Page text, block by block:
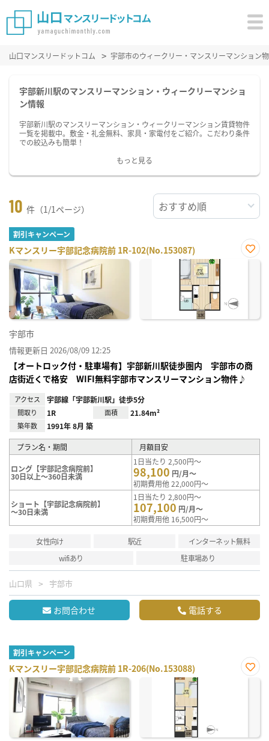
山口マンスリードットコム 宇部市のウィークリー・マンスリーマンション
宇部新川駅のマンスリーマンション・ウィークリーマンショ
ン情報
宇部新川駅のマンスリーマンション・ウィークリーマンション賃貸物件
一覧を掲載中。敷金・礼金無料、家具・家電付をご紹介。こだわり条件
での絞込みも簡単！
もっと見る
10 件（1/1ページ）
割引キャンペーン
Kマンスリー宇部記念病院前 1R-102(No.153087)
お気
宇部市
情報更新日 2026/08/09 12:25
【オートロック付・駐車場有】宇部新川駅徒歩圏内 宇部市の商
店街近くで格安 WIFI無料宇部市マンスリーマンション物件♪
アクセス 宇部線「宇部新川駅」徒歩5分
間取り 1R 面積 21.84m²
築年数 1991年 8月 築
プラン名・期間 月額目安
ロング【宇部記念病院前】
30日以上～360日未満
1日当たり 2,500円～
98,100 円/月～
初期費用他 22,000円～
ショート【宇部記念病院前】
～30日未満
1日当たり 2,800円～
107,100 円/月～
初期費用他 16,500円～
女性向け 駅近
インターネット無料
wifiあり
駐車場あり
山口県 宇部市
お問合わせ 電話する
割引キャンペーン
Kマンスリー宇部記念病院前 1R-206(No.153088)
お気